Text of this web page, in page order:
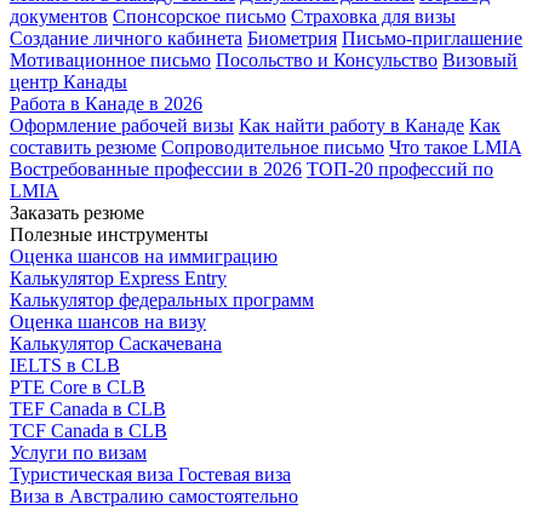
документов Спонсорское письмо Страховка для визы
Создание личного кабинета Биометрия Письмо-приглашение
Мотивационное письмо Посольство и Консульство Визовый
центр Канады
Работа в Канаде в 2026
Оформление рабочей визы Как найти работу в Канаде Как
составить резюме Сопроводительное письмо Что такое LMIA
Востребованные профессии в 2026 ТОП-20 профессий по
LMIA
Заказать резюме
Полезные инструменты
Оценка шансов на иммиграцию
Калькулятор Express Entry
Калькулятор федеральных программ
Оценка шансов на визу
Калькулятор Саскачевана
IELTS в CLB
PTE Core в CLB
TEF Canada в CLB
TCF Canada в CLB
Услуги по визам
Туристическая виза Гостевая виза
Виза в Австралию самостоятельно